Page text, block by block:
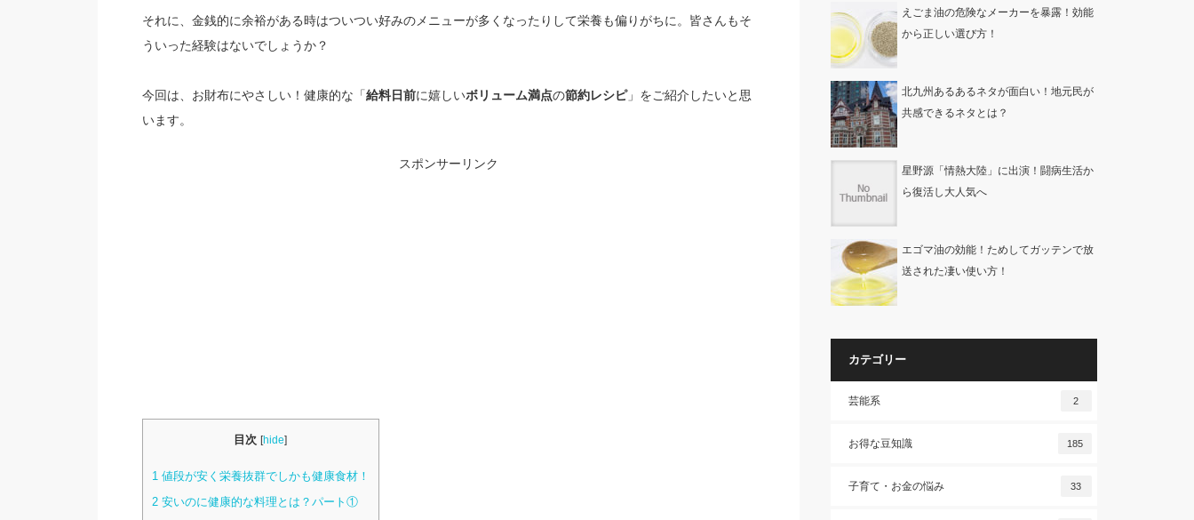
それに、金銭的に余裕がある時はついつい好みのメニューが多くなったりして栄養も偏りがちに。皆さんもそ
ういった経験はないでしょうか？
今回は、お財布にやさしい！健康的な「給料日前に嬉しいボリューム満点の節約レシピ」をご紹介したいと思
います。
スポンサーリンク
目次 [hide]
1値段が安く栄養抜群でしかも健康食材！
2安いのに健康的な料理とは？パート①
えごま油の危険なメーカーを暴露！効能
から正しい選び方！
北九州あるあるネタが面白い！地元民が
共感できるネタとは？
星野源「情熱大陸」に出演！闘病生活か
ら復活し大人気へ
エゴマ油の効能！ためしてガッテンで放
送された凄い使い方！
カテゴリー
芸能系 2
お得な豆知識 185
子育て・お金の悩み 33